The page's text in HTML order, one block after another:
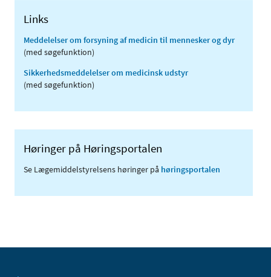
Links
Meddelelser om forsyning af medicin til mennesker og dyr
(med søgefunktion)
Sikkerhedsmeddelelser om medicinsk udstyr
(med søgefunktion)
Høringer på Høringsportalen
Se Lægemiddelstyrelsens høringer på høringsportalen